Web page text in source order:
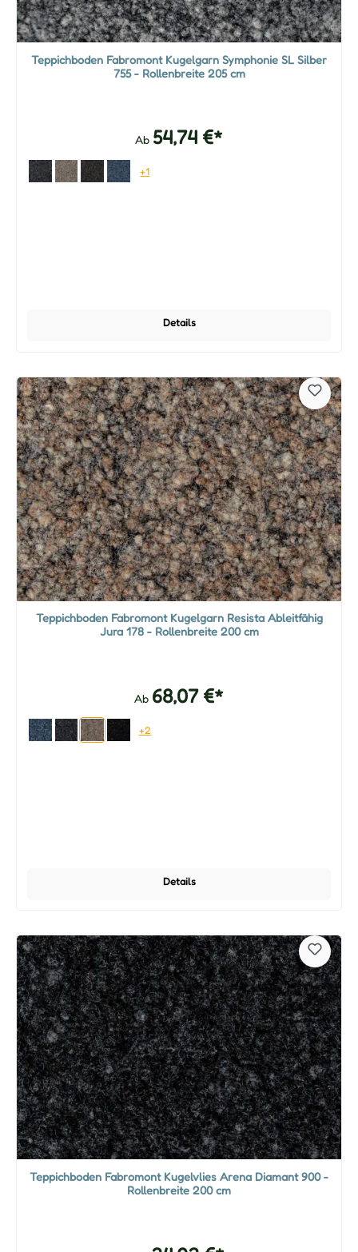
Teppichboden Fabromont Kugelgarn Symphonie SL Silber
755 - Rollenbreite 205 cm
Ab 54,74 €*
+1
Details
Teppichboden Fabromont Kugelgarn Resista Ableitfähig
Jura 178 - Rollenbreite 200 cm
Ab 68,07 €*
+2
Details
Teppichboden Fabromont Kugelvlies Arena Diamant 900 -
Rollenbreite 200 cm